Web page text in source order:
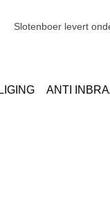
Slotenboer levert
ANTI